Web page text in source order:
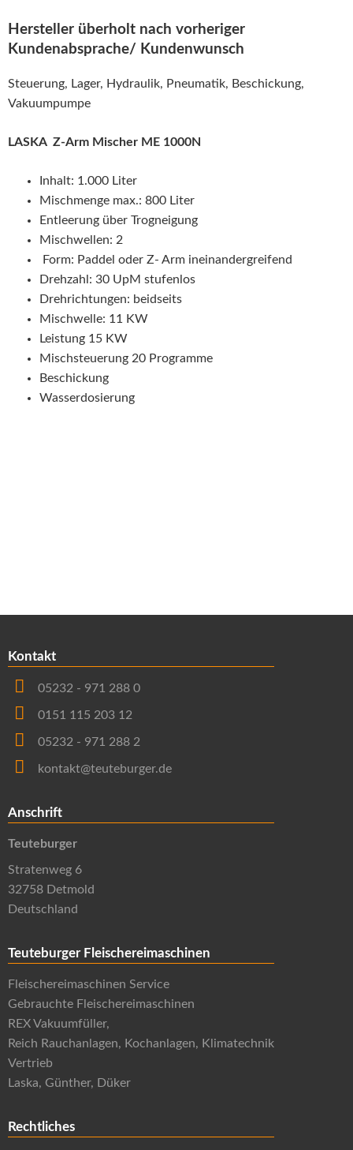
Hersteller überholt nach vorheriger
Kundenabsprache/ Kundenwunsch
Steuerung, Lager, Hydraulik, Pneumatik, Beschickung,
Vakuumpumpe
LASKA Z-Arm Mischer ME 1000N
Inhalt: 1.000 Liter
Mischmenge max.: 800 Liter
Entleerung über Trogneigung
Mischwellen: 2
Form: Paddel oder Z- Arm ineinandergreifend
Drehzahl: 30 UpM stufenlos
Drehrichtungen: beidseits
Mischwelle: 11 KW
Leistung 15 KW
Mischsteuerung 20 Programme
Beschickung
Wasserdosierung
Kontakt
05232 - 971 288 0
0151 115 203 12
05232 - 971 288 2
kontakt@teuteburger.de
Anschrift
Teuteburger
Stratenweg 6
32758 Detmold
Deutschland
Teuteburger Fleischereimaschinen
Fleischereimaschinen Service
Gebrauchte Fleischereimaschinen
REX Vakuumfüller,
Reich Rauchanlagen, Kochanlagen, Klimatechnik
Vertrieb
Laska, Günther, Düker
Rechtliches